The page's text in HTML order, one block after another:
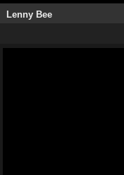
Lenny Bee